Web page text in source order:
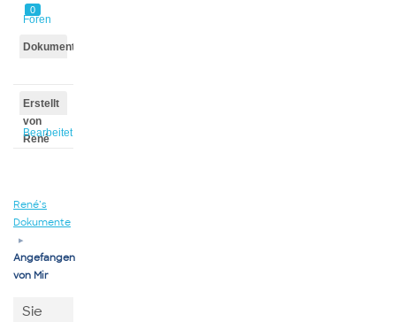
0
Foren
Dokumente
Erstellt
von
René
Bearbeitet
René’s
Dokumente
▸
Angefangen
von Mir
Sie